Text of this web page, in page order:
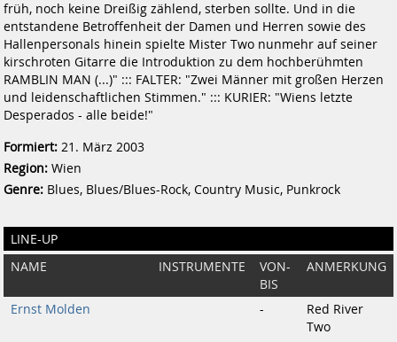
früh, noch keine Dreißig zählend, sterben sollte. Und in die
entstandene Betroffenheit der Damen und Herren sowie des
Hallenpersonals hinein spielte Mister Two nunmehr auf seiner
kirschroten Gitarre die Introduktion zu dem hochberühmten
RAMBLIN MAN (...)" ::: FALTER: "Zwei Männer mit großen Herzen
und leidenschaftlichen Stimmen." ::: KURIER: "Wiens letzte
Desperados - alle beide!"
Formiert: 21. März 2003
Region: Wien
Genre: Blues, Blues/Blues-Rock, Country Music, Punkrock
LINE-UP
NAME INSTRUMENTE
VON-
BIS
ANMERKUNG
Ernst Molden -
Red River
Two